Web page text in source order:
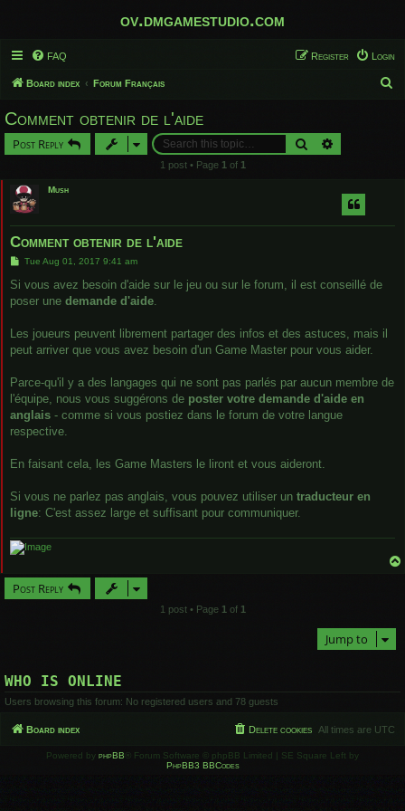
ov.dmgamestudio.com
FAQ Login
Register
Board index Forum Français
Comment obtenir de l'aide
Post Reply Search
1 post • Page 1 of 1
Mush
Comment obtenir de l'aide
P
s
Tue Aug 01, 2017 9:41 am
Si vous avez besoin d'aide sur le jeu ou sur le forum, il est conseillé de
poser une demande d'aide.
Les joueurs peuvent librement partager des infos et des astuces, mais il
peut arriver que vous avez besoin d'un Game Master pour vous aider.
Parce-qu'il y a des langages qui ne sont pas parlés par aucun membre de
l'équipe, nous vous suggérons de poster votre demande d'aide en
anglais - comme si vous postiez dans le forum de votre langue
respective.
En faisant cela, les Game Masters le liront et vous aideront.
Si vous ne parlez pas anglais, vous pouvez utiliser un traducteur en
ligne: C'est assez large et suffisant pour communiquer.
Post Reply
1 post • Page 1 of 1
Jump to
WHO IS ONLINE
Users browsing this forum: No registered users and 78 guests
Board index All times are UTC
Delete cookies
Powered by phpBB ® Forum Software © phpBB Limited | SE Square Left by
PhpBB3 BBCodes